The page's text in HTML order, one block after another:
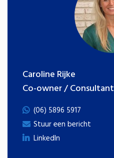
Caroline Rijke
Co-owner / Consultant
(06) 5896 5917
Stuur een bericht
LinkedIn